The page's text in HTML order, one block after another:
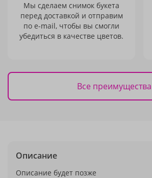
Мы сделаем снимок букета
перед доставкой и отправим
по e-mail, чтобы вы смогли
убедиться в качестве цветов.
Все преимущества
Описание
Описание будет позже